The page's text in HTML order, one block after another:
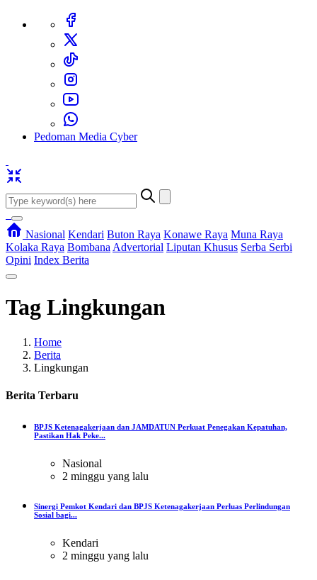
Pedoman Media Cyber
Nasional Kendari Buton Raya Konawe Raya Muna Raya
Kolaka Raya Bombana Advertorial Liputan Khusus Serba Serbi
Opini Index Berita
Tag Lingkungan
Home
Berita
Lingkungan
Berita Terbaru
BPJS Ketenagakerjaan dan JAMDATUN Perkuat Penegakan Kepatuhan,
Pastikan Hak Peke...
Nasional
2 minggu yang lalu
Sinergi Pemkot Kendari dan BPJS Ketenagakerjaan Perluas Perlindungan
Sosial bagi...
Kendari
2 minggu yang lalu